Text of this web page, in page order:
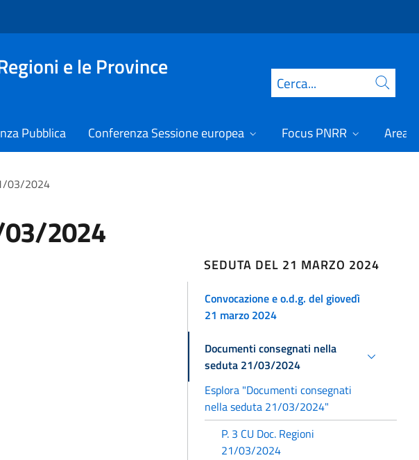
e le Province
Cerca
Pubblica Conferenza Sessione europea Focus PNRR Area
03/2024
03/2024
SEDUTA DEL 21 MARZO 2024
Convocazione e o.d.g. del giovedì
21 marzo 2024
Documenti consegnati nella
seduta 21/03/2024
Esplora "Documenti consegnati
nella seduta 21/03/2024"
P. 3 CU Doc. Regioni
21/03/2024